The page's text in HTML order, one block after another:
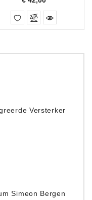
Versterker
Simeon Bergen